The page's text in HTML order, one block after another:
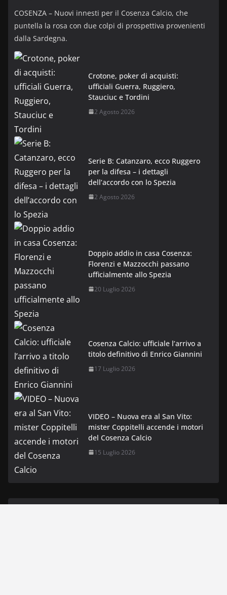
COSENZA – Nuovi innesti per il Cosenza Calcio, che
puntella la rosa con due colpi di prospettiva provenienti
dalla Sardegna.
Crotone, poker di acquisti:
ufficiali Guerra, Ruggiero,
Stauciuc e Tordini
2 Agosto 2026
Serie B: Catanzaro, ecco Ruggero
per la difesa – i dettagli
dell’accordo con lo Spezia
2 Agosto 2026
Doppio addio in casa Cosenza:
Florenzi e Mazzocchi passano
ufficialmente allo Spezia
20 Luglio 2026
Cosenza Calcio: ufficiale l’arrivo a
titolo definitivo di Enrico Giannini
17 Luglio 2026
VIDEO – Nuova era al San Vito:
mister Coppitelli accende i motori
del Cosenza Calcio
15 Luglio 2026